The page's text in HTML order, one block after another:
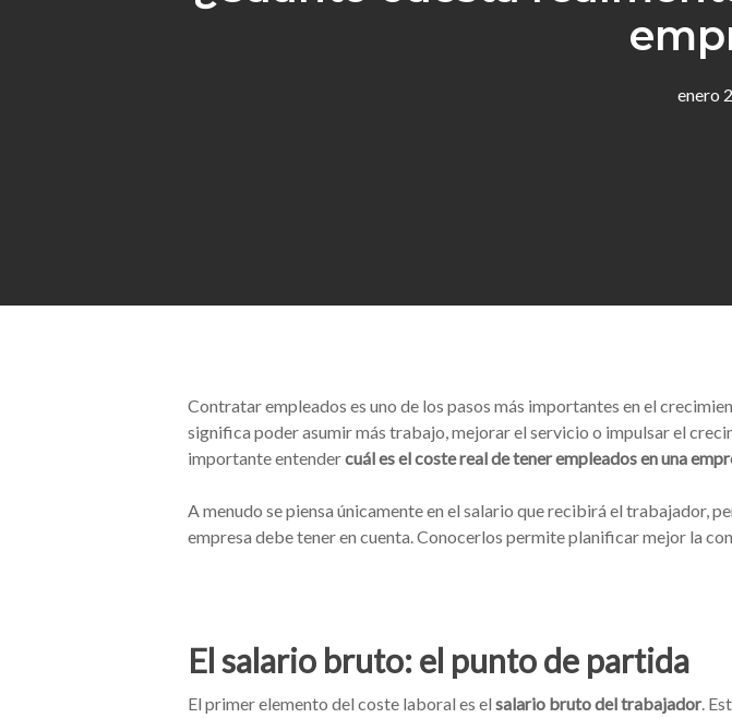
Hit enter to search or ESC to close
enero
Contratar empleados es uno de los pasos más importantes en el
significa poder asumir más trabajo, mejorar el servicio o impulsar el
importante entendercuál es el coste real de tener empleados en una
A menudo se piensa únicamente en el salario que recibirá el trabajador,
empresa debe tener en cuenta. Conocerlos permite planificar mejor la
El salario bruto: el punto de partida
El primer elemento del coste laboral es el salario bruto del trabajador.